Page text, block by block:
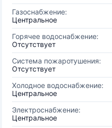
Газоснабжение:
Центральное
Горячее водоснабжение:
Отсутствует
Система пожаротушения:
Отсутствует
Холодное водоснабжение:
Центральное
Электроснабжение:
Центральное